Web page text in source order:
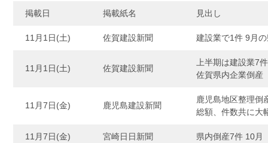
掲載日 掲載紙名 見出し
11月1日(土) 佐賀建設新聞 建設業で1件 9月
11月1日(土) 佐賀建設新聞
上半期は建設業7件
佐賀県内企業倒産
11月7日(金) 鹿児島建設新聞
鹿児島地区整理倒
総額、件数共に大
11月7日(金) 宮崎日日新聞 県内倒産7件 10月